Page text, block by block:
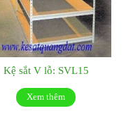
Kệ sắt V lỗ: SVL15
Xem thêm